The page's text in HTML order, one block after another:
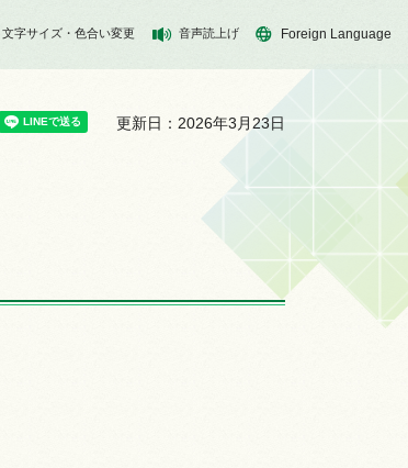
文字サイズ・色合い変更 音声読上げ Foreign Language
更新日：2026年3月23日